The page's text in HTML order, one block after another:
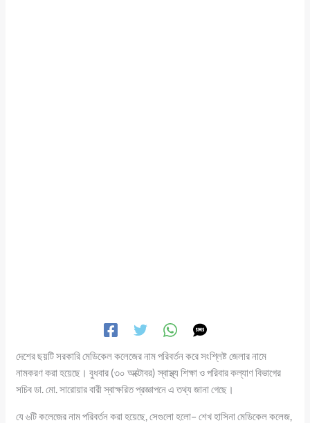
দেশের ছয়টি সরকারি মেডিকেল কলেজের নাম পরিবর্তন করে সংশ্লিষ্ট জেলার নামে
নামকরণ করা হয়েছে। বুধবার (৩০ অক্টোবর) স্বাস্থ্য শিক্ষা ও পরিবার কল্যাণ বিভাগের
সচিব ডা. মো. সারোয়ার বারী স্বাক্ষরিত প্রজ্ঞাপনে এ তথ্য জানা গেছে।
যে ৬টি কলেজের নাম পরিবর্তন করা হয়েছে, সেগুলো হলো– শেখ হাসিনা মেডিকেল কলেজ,